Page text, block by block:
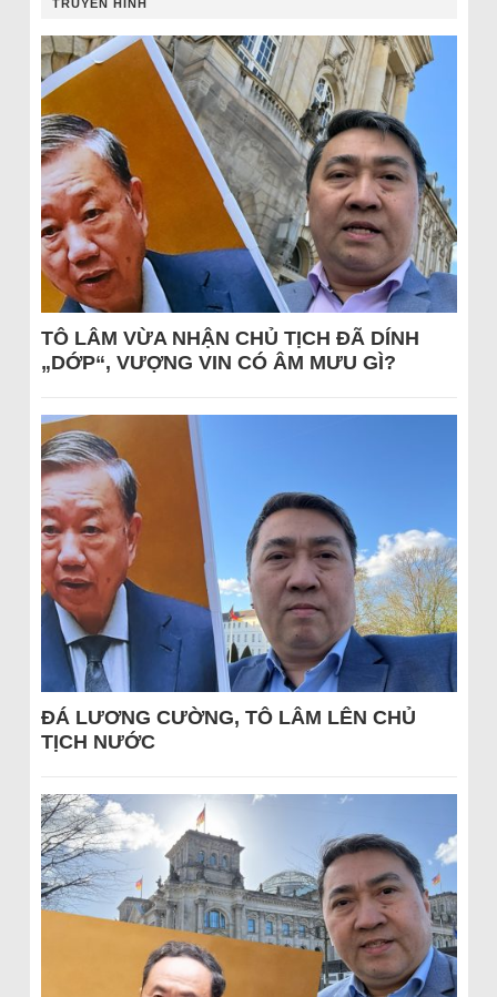
TRUYỀN HÌNH
TÔ LÂM VỪA NHẬN CHỦ TỊCH ĐÃ DÍNH
„DỚP“, VƯỢNG VIN CÓ ÂM MƯU GÌ?
ĐÁ LƯƠNG CƯỜNG, TÔ LÂM LÊN CHỦ
TỊCH NƯỚC